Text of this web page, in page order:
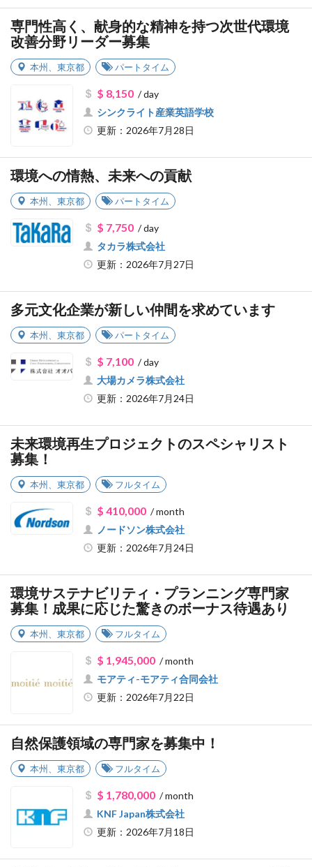
専門性高く、献身的な精神を持つ次世代環境
改善分野リーダー募集
本州 東京都 パートタイム
$ 8,150/ day
シンクライト産業英語学校
更新：2026年7月28日
環境への情熱、未来への貢献
本州 東京都 パートタイム
$ 7,750/ day
タカラ株式会社
更新：2026年7月27日
多元文化企業が新しい仲間を求めています
本州 東京都 パートタイム
$ 7,100/ day
大場カメラ株式会社
更新：2026年7月24日
未来環境再生プロジェクトのスペシャリスト
募集！
本州 東京都 フルタイム
$ 410,000/ month
ノードソン株式会社
更新：2026年7月24日
環境サステナビリティ・プランニング専門家
募集！成果に応じた驚きのボーナス待遇あり
本州 東京都 フルタイム
$ 1,945,000/ month
モアティ-モアティ合同会社
更新：2026年7月22日
自然保護領域の専門家を募集中！
本州 東京都 フルタイム
$ 1,780,000/ month
KNF Japan株式会社
更新：2026年7月18日